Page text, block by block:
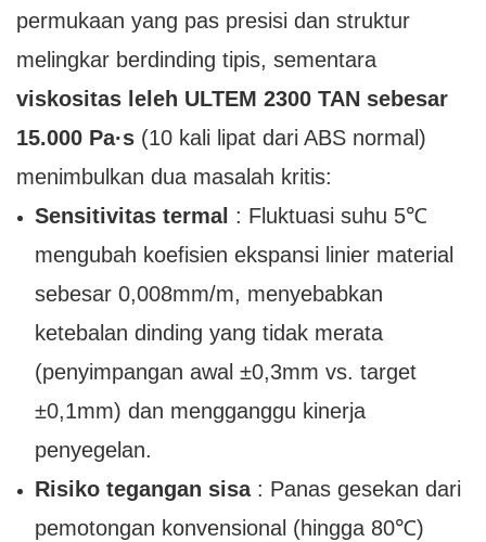
permukaan yang pas presisi dan struktur
melingkar berdinding tipis, sementara
viskositas leleh ULTEM 2300 TAN sebesar
15.000 Pa·s (10 kali lipat dari ABS normal)
menimbulkan dua masalah kritis:
Sensitivitas termal : Fluktuasi suhu 5℃
mengubah koefisien ekspansi linier material
sebesar 0,008mm/m, menyebabkan
ketebalan dinding yang tidak merata
(penyimpangan awal ±0,3mm vs. target
±0,1mm) dan mengganggu kinerja
penyegelan.
Risiko tegangan sisa: Panas gesekan dari
pemotongan konvensional (hingga 80℃)